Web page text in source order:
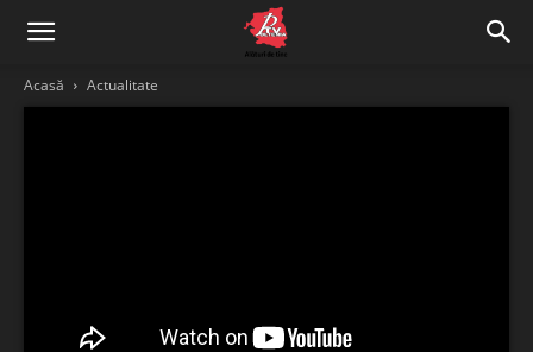
Acasă Actualitate